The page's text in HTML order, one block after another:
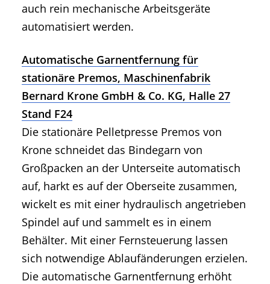
auch rein mechanische Arbeitsgeräte
automatisiert werden.
Automatische Garnentfernung für
stationäre Premos, Maschinenfabrik
Bernard Krone GmbH & Co. KG, Halle 27
Stand F24
Die stationäre Pelletpresse Premos von
Krone schneidet das Bindegarn von
Großpacken an der Unterseite automatisch
auf, harkt es auf der Oberseite zusammen,
wickelt es mit einer hydraulisch angetrieben
Spindel auf und sammelt es in einem
Behälter. Mit einer Fernsteuerung lassen
sich notwendige Ablaufänderungen erzielen.
Die automatische Garnentfernung erhöht